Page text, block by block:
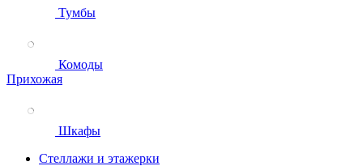
Тумбы
Комоды
Прихожая
Шкафы
Стеллажи и этажерки